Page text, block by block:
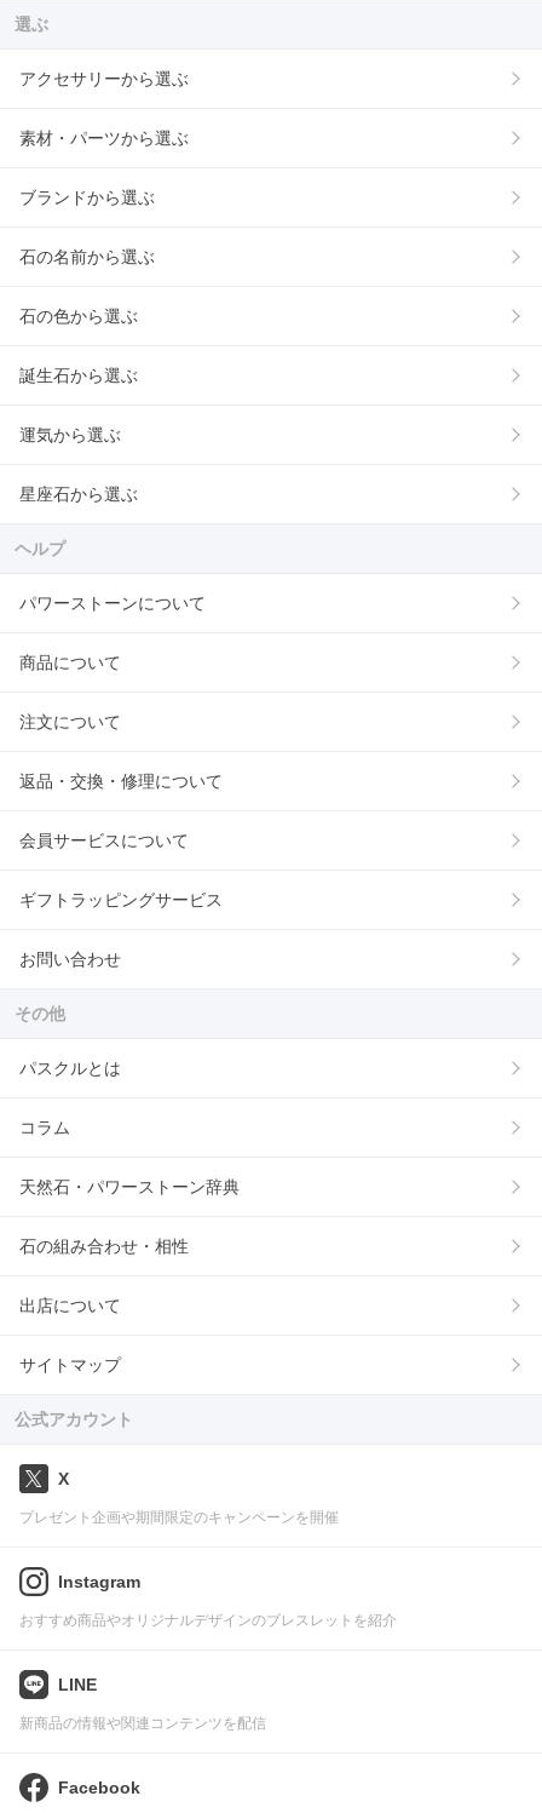
選ぶ
アクセサリーから選ぶ
素材・パーツから選ぶ
ブランドから選ぶ
石の名前から選ぶ
石の色から選ぶ
誕生石から選ぶ
運気から選ぶ
星座石から選ぶ
ヘルプ
パワーストーンについて
商品について
注文について
返品・交換・修理について
会員サービスについて
ギフトラッピングサービス
お問い合わせ
その他
パスクルとは
コラム
天然石・パワーストーン辞典
石の組み合わせ・相性
出店について
サイトマップ
公式アカウント
X
プレゼント企画や期間限定のキャンペーンを開催
Instagram
おすすめ商品やオリジナルデザインのブレスレットを紹介
LINE
新商品の情報や関連コンテンツを配信
Facebook